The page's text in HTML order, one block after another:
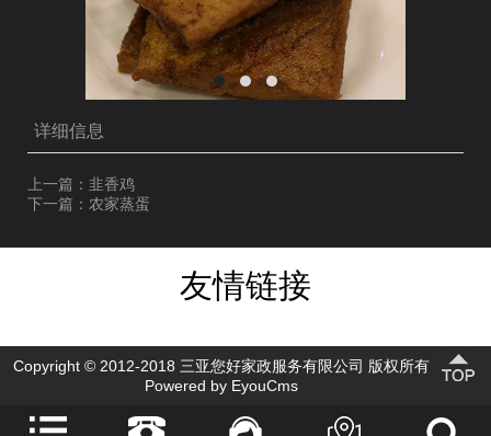
详细信息
上一篇：韭香鸡
下一篇：农家蒸蛋
友情链接
Copyright © 2012-2018 三亚您好家政服务有限公司 版权所有
Powered by EyouCms